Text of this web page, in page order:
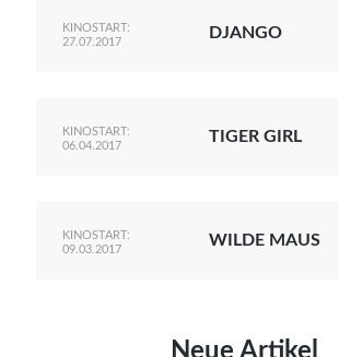
KINOSTART:
27.07.2017
DJANGO
KINOSTART:
06.04.2017
TIGER GIRL
KINOSTART:
09.03.2017
WILDE MAUS